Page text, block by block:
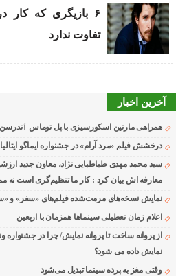
۶ بازیگری که کار
تفاوت ندارد
آخرین اخبار
همراهی مارتین اسکورسیزی با پل توماس
درخشش فیلم «مرد آرام» در جشنواره ایماگو ایتالیا
سید محمد مهدی طباطبایی نژاد، معاون جدید
معارفه اش بیان کرد : کار ما تنظیم‌گری است نه
نمایش نسخه‌های مرمت‌شده فیلم‌های «سفر» و
اعلام زمان تعطیلی سینماها همزمان با اربعین
از پروانه ساخت تا پروانه نمایش/ چرا در جشنواره
نمایش داده می شود؟
وقتی مغز به پرده سینما تبدیل می‌شود